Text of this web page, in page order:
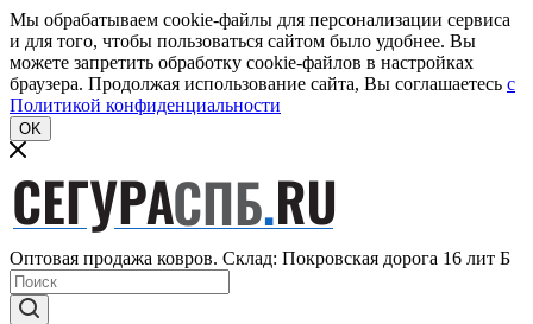
Мы обрабатываем cookie-файлы для персонализации сервиса
и для того, чтобы пользоваться сайтом было удобнее. Вы
можете запретить обработку cookie-файлов в настройках
браузера. Продолжая использование сайта, Вы соглашаетесь c
Политикой конфиденциальности
OK
Оптовая продажа ковров. Склад: Покровская дорога 16 лит Б